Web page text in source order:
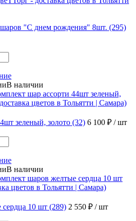
"С днем рождения" 8шт. (295)
В наличии
зеленый, золото (32) 6 100 ₽ / шт
В наличии
10 шт (289) 2 550 ₽ / шт